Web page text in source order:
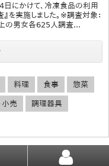
にかけて、冷凍食品の利用
を実施しました。※調査対象：
の男女各625人調査...
料理 食事 惣菜
小売 調理器具